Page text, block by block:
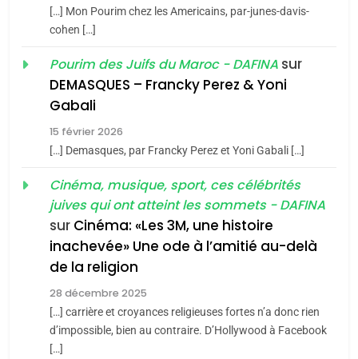
«Tu dis génocide, je dis
guerre»: La nouvelle
Tout sur la Nostalgie
SOUVENIRS
l’alliance pourrait
s’étendre à 13 pays
d’Amérique latine
ISRAÉL JUDAISME
[…] Mon Pourim chez les Americains, par-junes-davis-
cohen […]
Pourim des Juifs du Maroc - DAFINA sur
DEMASQUES – Francky Perez & Yoni
Gabali
15 février 2026
[…] Demasques, par Francky Perez et Yoni Gabali […]
Cinéma, musique, sport, ces célébrités
juives qui ont atteint les sommets - DAFINA
sur Cinéma: «Les 3M, une histoire
inachevée» Une ode à l’amitié au-delà
de la religion
28 décembre 2025
[…] carrière et croyances religieuses fortes n’a donc rien
d’impossible, bien au contraire. D’Hollywood à Facebook
[…]
2025, l’année la plus
d’ADL contre
l’antisémitisme
FRANCE ISRAÉL
POURQUOI JE REVENDIQUE
Zrihen-Dvir
CE QUI NOUS MANQUE –
Jacques Hadida
JUDAISME
Maroc : Les amandes de